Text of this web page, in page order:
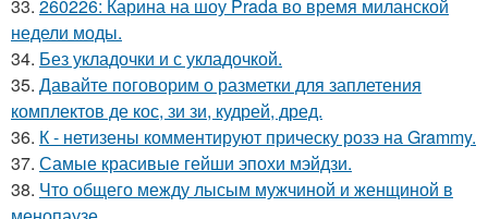
33. 260226: Карина на шоу Prada во время миланской
недели моды.
34. Без укладочки и с укладочкой.
35. Давайте поговорим о разметки для заплетения
комплектов де кос, зи зи, кудрей, дред.
36. К - нетизены комментируют прическу розэ на Grammy.
37. Самые красивые гейши эпохи мэйдзи.
38. Что общего между лысым мужчиной и женщиной в